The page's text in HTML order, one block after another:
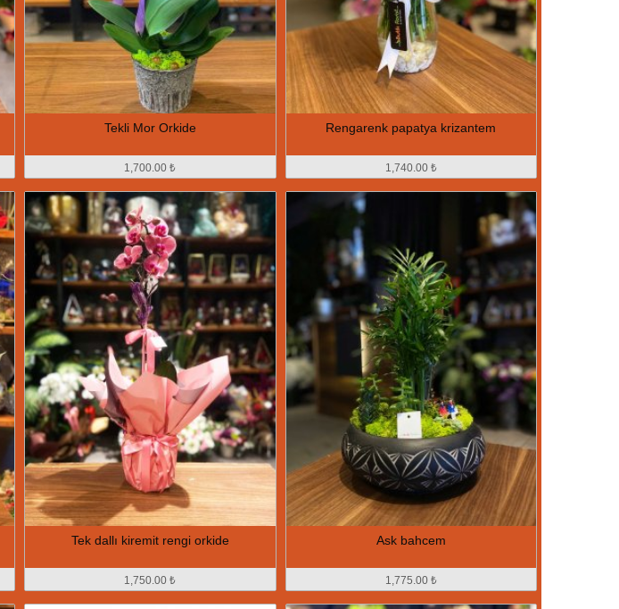
Tekli Mor Orkide
1,700.00 ₺
Rengarenk papatya krizantem
1,740.00 ₺
Tek dallı kiremit rengi orkide
1,750.00 ₺
Ask bahcem
1,775.00 ₺